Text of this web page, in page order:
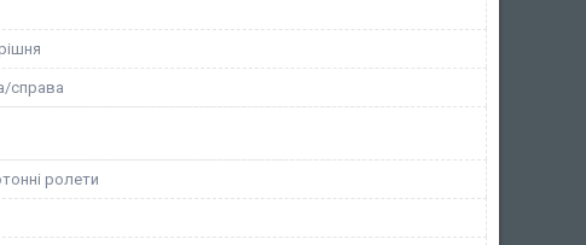
справа
ролети